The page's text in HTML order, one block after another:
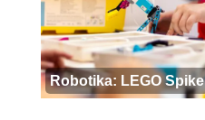
Robotika: LEGO Spike